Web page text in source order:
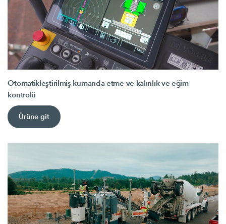
Otomatikleştirilmiş kumanda etme ve kalınlık ve eğim
kontrolü
Ürüne git